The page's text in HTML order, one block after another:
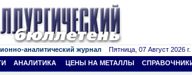
аналитический журнал Пятница, 07 Август 2026 г.
АНАЛИТИКА ЦЕНЫ НА МЕТАЛЛЫ